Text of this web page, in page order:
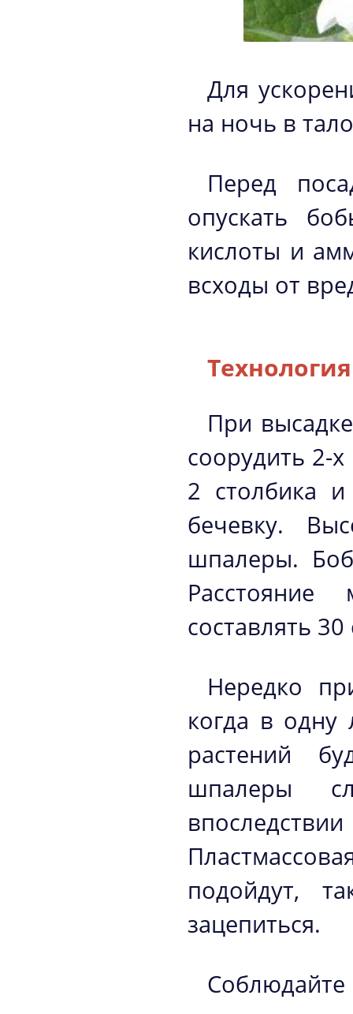
Для
на ночь в
Перед
опускать
кислоты и
всходы от
При
соорудить 2-
2 столбика
бечевку.
шпалеры.
составлять
Нередко
когда в одну
растений
шпалеры
подойдут,
зацепиться.